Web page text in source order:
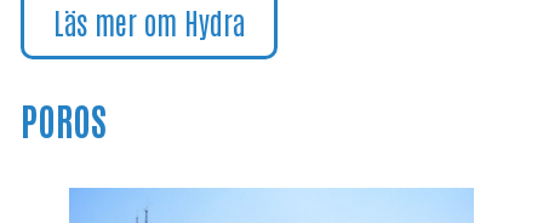
Läs mer om Hydra
POROS